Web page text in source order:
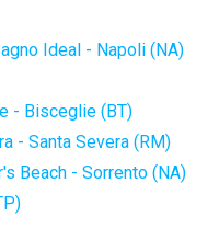
Ideal - Napoli (NA)
- Bisceglie (BT)
- Santa Severa (RM)
Beach - Sorrento (NA)